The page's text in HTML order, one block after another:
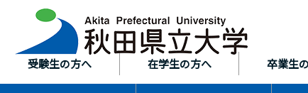
受験生の方へ 在学生の方へ 卒業生